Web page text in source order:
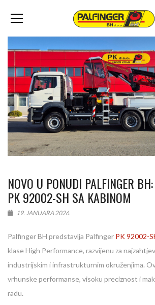
NOVO U PONUDI PALFINGER
PK 92002-SH SA KABINOM
19. JANUARA 2026.
Palfinger BH predstavlja Palfinger PK 92002-
klase High Performance, razvijenu za
industrijskim i infrastrukturnim okruženjima.
vrhunske performanse, visoku preciznost i
radu.